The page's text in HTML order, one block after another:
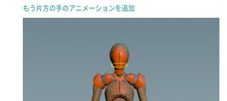
もう片方の手のアニメーションを追加